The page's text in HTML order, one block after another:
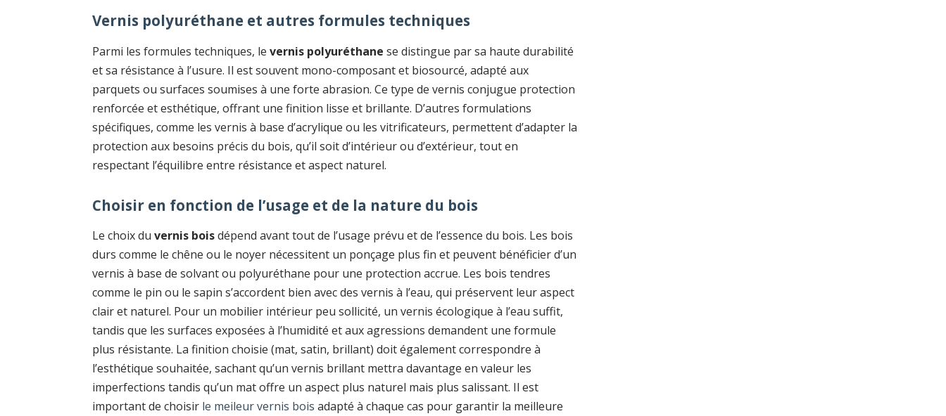
Vernis polyuréthane et autres formules techniques
Parmi les formules techniques, levernis polyuréthane se distingue par sa haute durabilité
et sa résistance à l’usure. Il est souvent mono-composant et biosourcé, adapté aux
parquets ou surfaces soumises à une forte abrasion. Ce type de vernis conjugue protection
renforcée et esthétique, offrant une finition lisse et brillante. D’autres formulations
spécifiques, comme les vernis à base d’acrylique ou les vitrificateurs, permettent d’adapter la
protection aux besoins précis du bois, qu’il soit d’intérieur ou d’extérieur, tout en
respectant l’équilibre entre résistance et aspect naturel.
Choisir en fonction de l’usage et de la nature du bois
Le choix duvernis boisdépend avant tout de l’usage prévu et de l’essence du bois. Les bois
durs comme le chêne ou le noyer nécessitent un ponçage plus fin et peuvent bénéficier d’un
vernis à base de solvant ou polyuréthane pour une protection accrue. Les bois tendres
comme le pin ou le sapin s’accordent bien avec des vernis à l’eau, qui préservent leur aspect
clair et naturel. Pour un mobilier intérieur peu sollicité, un vernis écologique à l’eau suffit,
tandis que les surfaces exposées à l’humidité et aux agressions demandent une formule
plus résistante. La finition choisie (mat, satin, brillant) doit également correspondre à
l’esthétique souhaitée, sachant qu’un vernis brillant mettra davantage en valeur les
imperfections tandis qu’un mat offre un aspect plus naturel mais plus salissant. Il est
important de choisir le meileur vernis bois adapté à chaque cas pour garantir la meilleure